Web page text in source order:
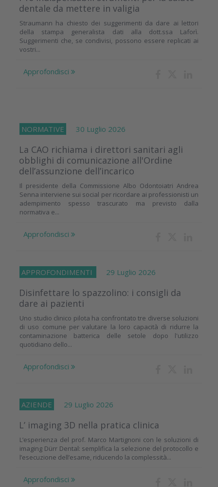
dentale da mettere in valigia
Straumann ha chiesto dei suggerimenti da dare ai lettori
della stampa generalista dati alla dott.ssa Laforì.
Suggerimenti che, se condivisi, possono essere replicati ai
vostri...
Approfondisci
NORMATIVE 30 Luglio 2026
La CAO richiama i direttori sanitari agli
obblighi di comunicazione all'Ordine
dell’assunzione dell’incarico
Il presidente della Commissione Albo Odontoiatri Andrea
Senna interviene sui social per ricordare ai professionisti un
adempimento spesso trascurato ma previsto dalla
normativa e...
Approfondisci
APPROFONDIMENTI 29 Luglio 2026
Disinfettare lo spazzolino: i consigli da
dare ai pazienti
Uno studio clinico pilota ha confrontato tre diverse soluzioni
di uso comune per valutare la loro capacità di ridurre la
contaminazione batterica delle setole dopo l'utilizzo
quotidiano dello...
Approfondisci
AZIENDE 29 Luglio 2026
L’ imaging 3D nella pratica clinica
L’esperienza del prof. Marco Martignoni con le soluzioni di
imaging Dürr Dental: semplifica la selezione del protocollo e
l’esecuzione dell’esame, riducendo la complessità...
Approfondisci